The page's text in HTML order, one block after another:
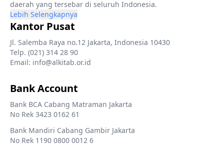
daerah yang tersebar di seluruh Indonesia.
Lebih Selengkapnya
Kantor Pusat
Jl. Salemba Raya no.12 Jakarta, Indonesia 10430
Telp. (021) 314 28 90
Email: info@alkitab.or.id
Bank Account
Bank BCA Cabang Matraman Jakarta
No Rek 3423 0162 61
Bank Mandiri Cabang Gambir Jakarta
No Rek 1190 0800 0012 6